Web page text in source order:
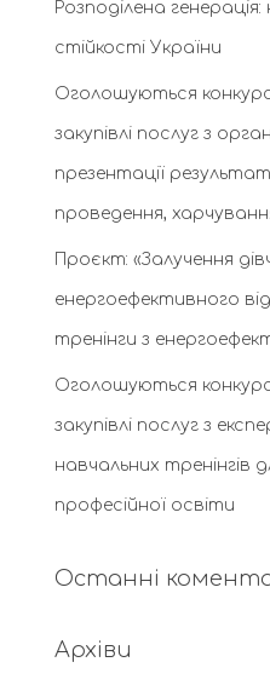
Розподілена
стійкості України
Оголошуються
закупівлі послуг з
презентації
проведення,
Проєкт: «Залучення
енергоефективного
тренінги з
Оголошуються
закупівлі послуг з
навчальних тренінгів
професійної освіти
Останні
Архіви